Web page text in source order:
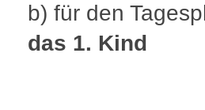
b) für den
das 1. Kind
€